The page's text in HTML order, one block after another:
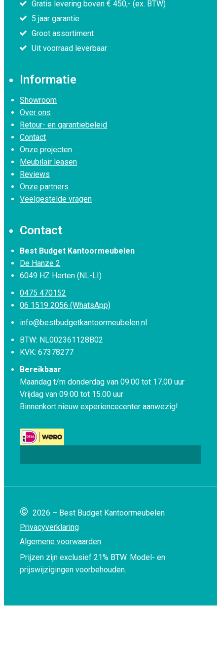
Gratis levering boven € 450,- (ex. BTW)
5 jaar garantie
Groot assortiment
Uit voorraad leverbaar
Informatie
Showroom
Over ons
Retour- en garantiebeleid
Contact
Onze projecten
Meubilair leasen
Reviews
Onze partners
Veelgestelde vragen
Contact
Best Budget Kantoormeubelen
De Hanze 2
6049 HZ Herten (NL-LI)
0475 470152
06 1519 2056 (WhatsApp)
info@bestbudgetkantoormeubelen.nl
BTW: NL002361128B02
KVK: 67378277
Bereikbaar
Maandag t/m donderdag van 09.00 tot 17.00 uur
Vrijdag van 09.00 tot 15.00 uur
Binnenkort nieuw experiencecenter aanwezig!
© 2026 – Best Budget Kantoormeubelen
Privacyverklaring
Algemene voorwaarden
Prijzen zijn exclusief 21% BTW. Model- en
prijswijzigingen voorbehouden.